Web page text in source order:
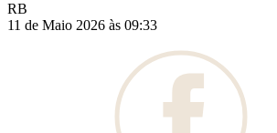
RB
11 de Maio 2026 às 09:33